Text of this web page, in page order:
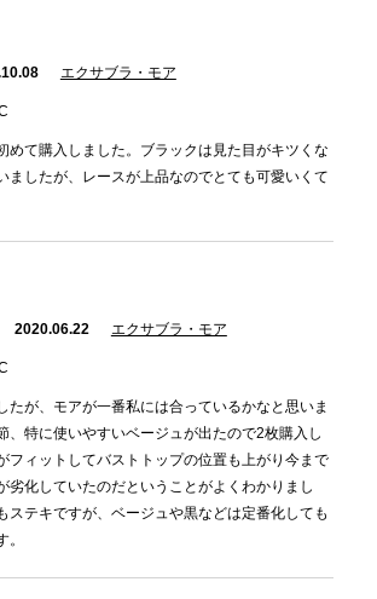
エクサブラ・モア
めて購入しました。ブラックは見た目がキツくな
ましたが、レースが上品なのでとても可愛いくて
2020.06.22 エクサブラ・モア
たが、モアが一番私には合っているかなと思いま
、特に使いやすいベージュが出たので2枚購入し
フィットしてバストトップの位置も上がり今まで
劣化していたのだということがよくわかりまし
ステキですが、ベージュや黒などは定番化しても